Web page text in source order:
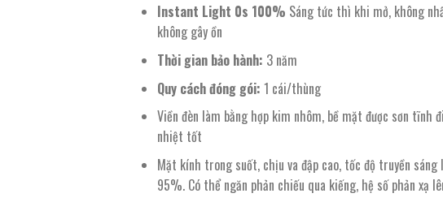
Instant Light 0s 100% Sáng tức thì khi mở, không
không gây ồn
Thời gian bảo hành: 3 năm
Quy cách đóng gói: 1 cái/thùng
Viền đèn làm bằng hợp kim nhôm, bề mặt được sơn tĩnh
nhiệt tốt
Mặt kính trong suốt, chịu va đập cao, tốc độ truyền sáng
95%. Có thể ngăn phản chiếu qua kiếng, hệ số phản xạ